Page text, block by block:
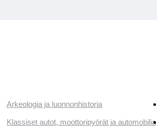
Arkeologia ja luonnonhistoria
Klassiset autot, moottoripyörät ja automobilia